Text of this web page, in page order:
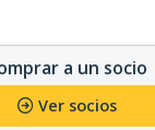
a un socio
Ver socios